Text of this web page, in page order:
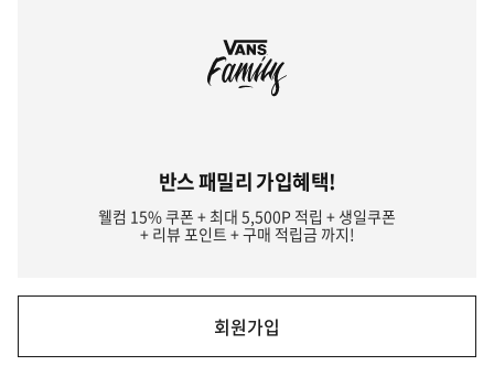
반스 패밀리 가입혜택!
웰컴 15% 쿠폰 + 최대 5,500P 적립 + 생일쿠폰
+ 리뷰 포인트 + 구매 적립금 까지!
회원가입